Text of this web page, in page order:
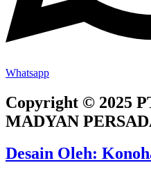
Whatsapp
Copyright © 2025
MADYAN
Desain Oleh: